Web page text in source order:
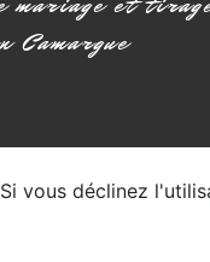
Camargue
vous déclinez